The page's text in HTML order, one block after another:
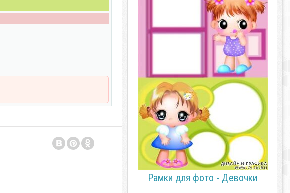
Рамки для фото - Девочки